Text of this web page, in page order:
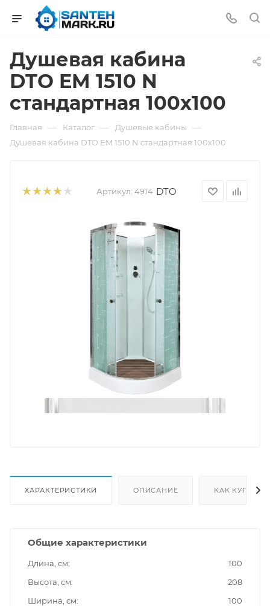
Душевая кабина
DTO EM 1510 N
стандартная 100х100
Главная — Каталог — Душевые кабины —
Душевая кабина DTO EM 1510 N стандартная 100х100
Артикул: 4914 DTO
ХАРАКТЕРИСТИКИ ОПИСАНИЕ КАК КУПИТЬ
Общие характеристики
Длина, см
100
Высота, см
208
Ширина, см
100